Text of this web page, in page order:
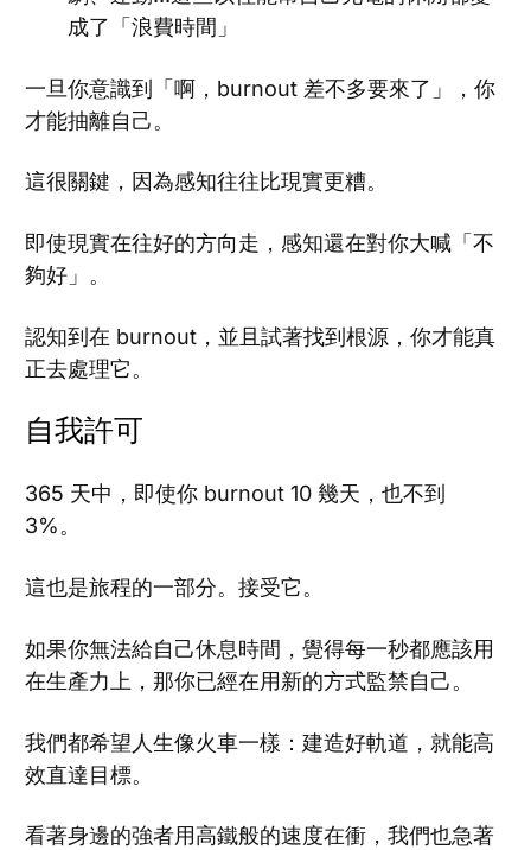
成了「浪費時間」
一旦你意識到「啊，burnout 差不多要來了」，你
才能抽離自己。
這很關鍵，因為感知往往比現實更糟。
即使現實在往好的方向走，感知還在對你大喊「不
夠好」。
認知到在 burnout，並且試著找到根源，你才能真
正去處理它。
自我許可
365 天中，即使你 burnout 10 幾天，也不到
3%。
這也是旅程的一部分。接受它。
如果你無法給自己休息時間，覺得每一秒都應該用
在生產力上，那你已經在用新的方式監禁自己。
我們都希望人生像火車一樣：建造好軌道，就能高
效直達目標。
看著身邊的強者用高鐵般的速度在衝，我們也急著